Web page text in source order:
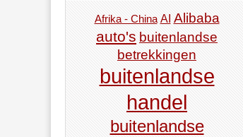
Afrika - China AI Alibaba
auto's buitenlandse
betrekkingen
buitenlandse
handel
buitenlandse